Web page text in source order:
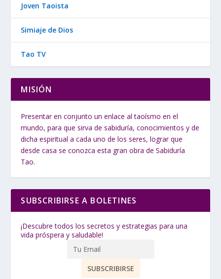
Joven Taoista
Simiaje de Dios
Tao TV
MISIÓN
Presentar en conjunto un enlace al taoísmo en el
mundo, para que sirva de sabiduría, conocimientos y de
dicha espiritual a cada uno de los seres, lograr que
desde casa se conozca esta gran obra de Sabiduría
Tao.
SUBSCRIBIRSE A BOLETINES
¡Descubre todos los secretos y estrategias para una
vida próspera y saludable!